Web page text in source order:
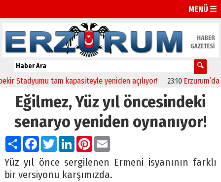
MENÜ ☰
tam kapasiteyle yeniden açılıyor! 23:10 Erzurum’da
Eğilmez, Yüz yıl öncesindeki
senaryo yeniden oynanıyor!
PaylaşFacebook
TwitterLinkedIn
Pinterest
Email
Yüz yıl önce sergilenen Ermeni isyanının farklı
bir versiyonu karşımızda.